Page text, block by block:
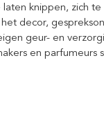
knippen, zich
decor,
geur- en
en parfumeurs